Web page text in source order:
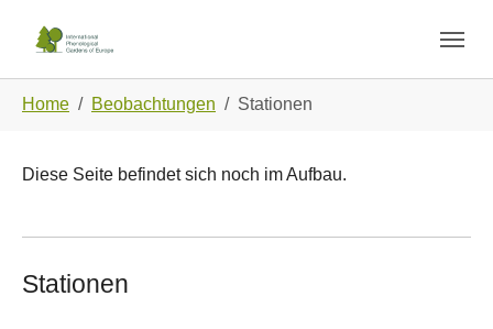
Home Beobachtungen Stationen
Diese Seite befindet sich noch im Aufbau.
Stationen